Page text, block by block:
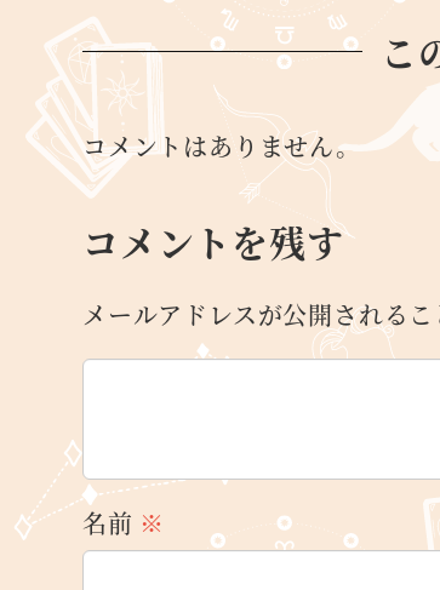
こ
コメントはありません。
コメントを残す
メールアドレスが公開されるこ
名前 ※